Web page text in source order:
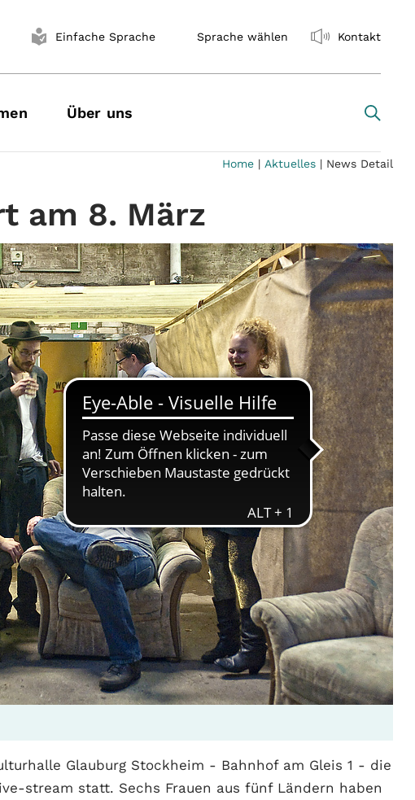
Einfache Sprache Sprache wählen Kontakt
Über uns
Home| Aktuelles| News Detail
am 8. März
Glauburg Stockheim - Bahnhof am Gleis 1 - die
stream statt. Sechs Frauen aus fünf Ländern haben